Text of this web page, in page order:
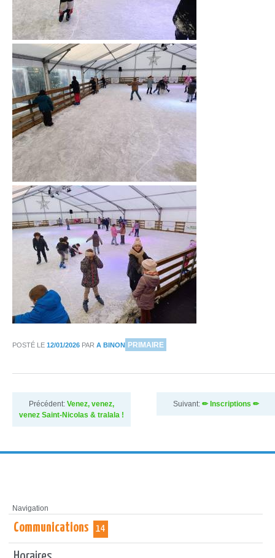
Navigation
Communications 14
POSTÉ LE 12/01/2026 PAR A BINONDANS
PRIMAIRE
Précédent: Venez, venez,
venez Saint-Nicolas & tralala !
Suivant: ✏ Inscriptions ✏